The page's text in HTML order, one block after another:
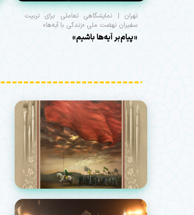
تهران | نمایشگاهی تعاملی برای تربیت
سفیران نهضت ملی «زندگی با آیه‌ها»
«پیام‌بر آیه‌ها باشیم»